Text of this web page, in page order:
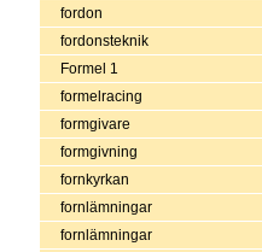
fordon
fordonsteknik
Formel 1
formelracing
formgivare
formgivning
fornkyrkan
fornlämningar
fornlämningar